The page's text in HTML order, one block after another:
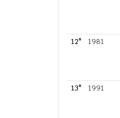
12°
1981
13°
1991